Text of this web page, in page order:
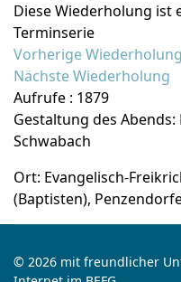
Diese Wiederholung ist
Terminserie
Vorherige Wiederholung
Nächste Wiederholung
Aufrufe : 1879
Gestaltung des Abends:
Schwabach
Ort: Evangelisch-
(Baptisten),
© 2026 mit freundlicher